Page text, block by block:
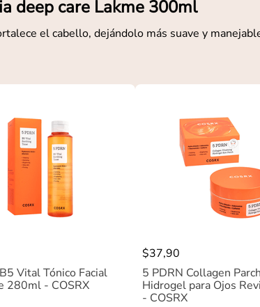
deep care Lakme 300ml
el cabello, dejándolo más suave y
Vital Tónico Facial
280ml - COSRX
$37,90
5 PDRN Collagen
Hidrogel para Ojos
- COSRX